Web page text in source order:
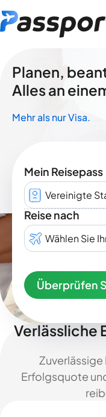
Planen,
Alles an
Mehr als nur Visa.
Mein Reisepass
Vereinigte
Reise nach
Wählen Sie
Überprüfen
Verlässliche
Erfolgsquote